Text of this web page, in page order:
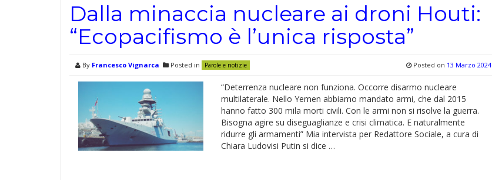
Dalla minaccia nucleare ai droni Houti:
“Ecopacifismo è l’unica risposta”
By Francesco Vignarca Posted in Parole e notizie Posted on 13 Marzo 2024
“Deterrenza nucleare non funziona. Occorre disarmo nucleare
multilaterale. Nello Yemen abbiamo mandato armi, che dal 2015
hanno fatto 300 mila morti civili. Con le armi non si risolve la guerra.
Bisogna agire su diseguaglianze e crisi climatica. E naturalmente
ridurre gli armamenti” Mia intervista per Redattore Sociale, a cura di
Chiara Ludovisi Putin si dice …